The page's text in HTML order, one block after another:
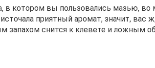
в котором вы пользовались мазью,
приятный аромат, значит,
запахом снится к клевете и ложным